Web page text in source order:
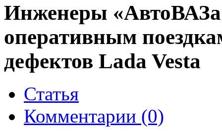
Инженеры
оперативным
дефектов Lada Vesta
Статья
Комментарии (0)